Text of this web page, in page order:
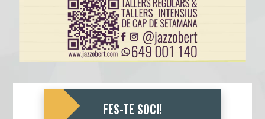
FES-TE SOCI!